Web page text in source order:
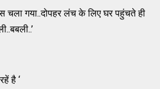
चला गया..दोपहर लंच के लिए घर पहुंचते ही
है ‘